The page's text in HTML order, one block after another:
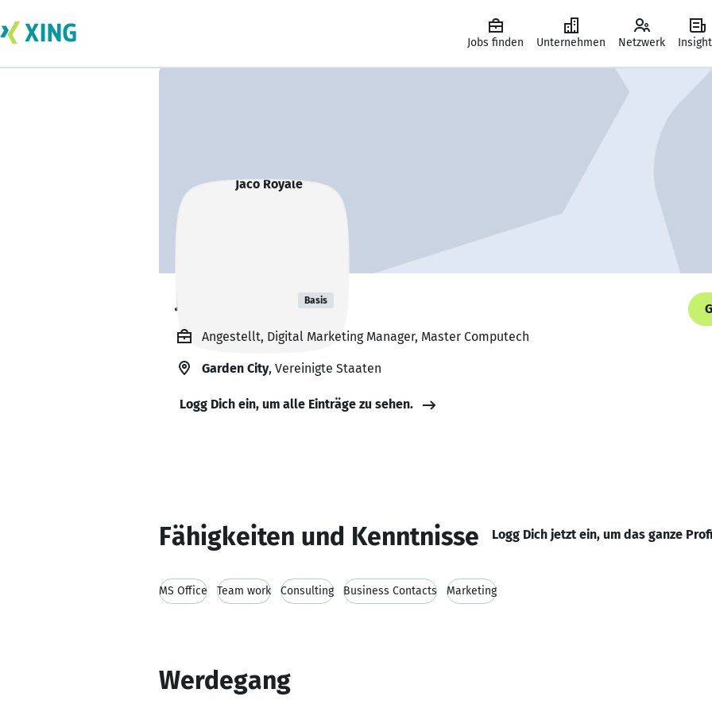
Jobs finden Unternehmen Netzwerk
Jaco Royale Basis
Angestellt, Digital Marketing Manager, Master Computech
Garden City, Vereinigte Staaten
Logg Dich ein, um alle Einträge zu sehen.
Fähigkeiten und Kenntnisse Logg Dich jetzt ein, um das ganze
MS Office Team work Consulting Business Contacts Marketing
Werdegang